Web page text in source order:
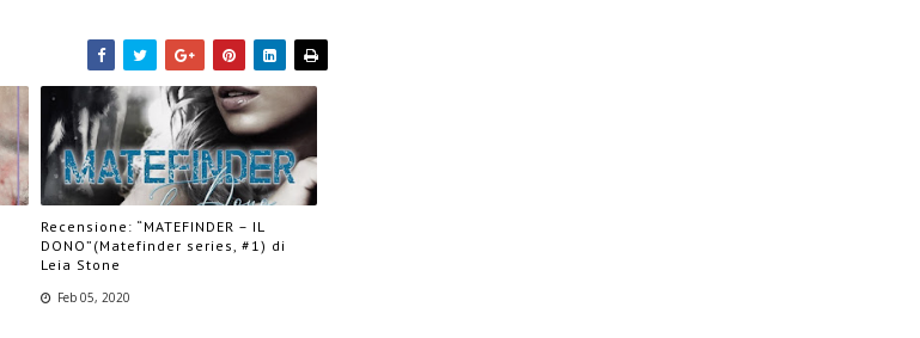
Recensione: “MATEFINDER – IL
DONO”(Matefinder series, #1) di
Leia Stone
Feb 05, 2020